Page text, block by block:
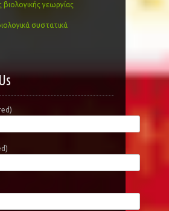
βιολογικής γεωργίας
συστατικά